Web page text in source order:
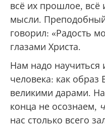
всё их прошлое, всё
мысли.
говорил: «Радость
глазами Христа.
Нам надо научиться
человека: как
великими дарами.
конца не осознаем,
нас столько всего